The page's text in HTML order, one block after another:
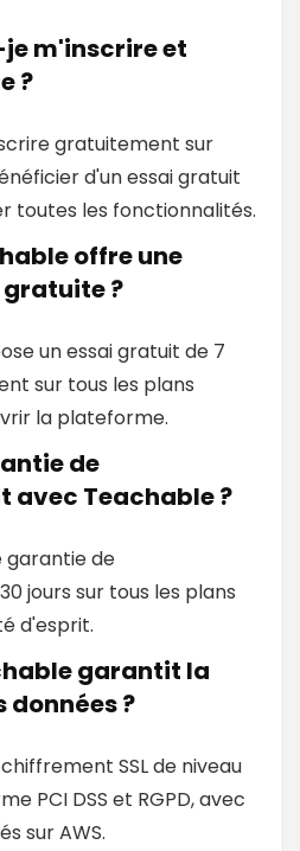
m'inscrire et
?
gratuitement sur
d'un essai gratuit
toutes les fonctionnalités.
offre une
?
un essai gratuit de 7
sur tous les plans
la plateforme.
de
avec Teachable ?
garantie de
jours sur tous les plans
d'esprit.
garantit la
données ?
SSL de niveau
PCI DSS et RGPD, avec
sur AWS.